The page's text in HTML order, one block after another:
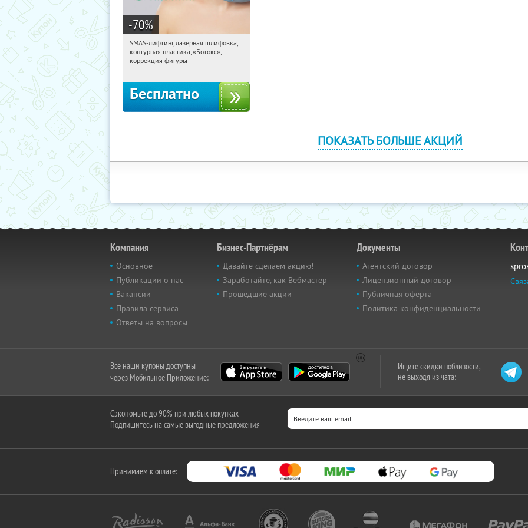
-70%
22:59:27 Получили:2867
Шаболовская
SMAS-лифтинг, лазерная шлифовка,
контурная пластика, «Ботокс»,
коррекция фигуры
Бесплатно
ПОКАЗАТЬ БОЛЬШЕ АКЦИЙ
Компания
Основное
Публикации о нас
Вакансии
Правила сервиса
Ответы на вопросы
Бизнес-Партнёрам
Давайте сделаем акцию!
Заработайте, как Вебмастер
Прошедшие акции
Документы
Агентский договор
Лицензионный договор
Публичная оферта
Политика конфиденциальности
Все наши купоны доступны
через Мобильное Приложение:
Ищите скидки поблизости,
не выходя из чата:
Сэкономьте до 90% при любых покупках
Подпишитесь на самые выгодные предложения
Принимаем к оплате: